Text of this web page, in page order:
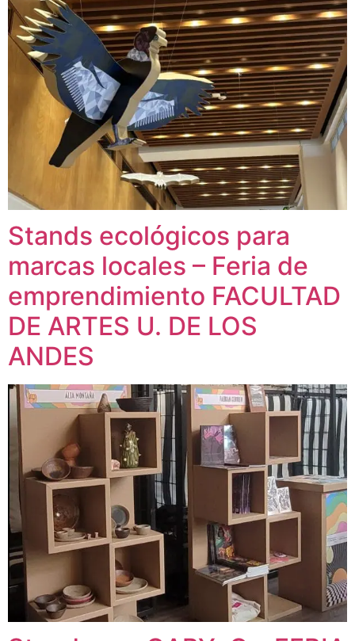
Stands ecológicos para
marcas locales – Feria de
emprendimiento FACULTAD
DE ARTES U. DE LOS
ANDES